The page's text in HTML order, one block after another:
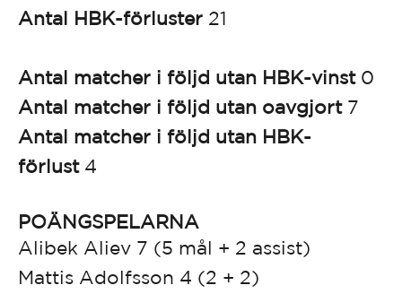
Antal HBK-förluster 21
Antal matcher i följd utan HBK-vinst 0
Antal matcher i följd utan oavgjort7
Antal matcher i följd utan HBK-
förlust4
POÄNGSPELARNA
Alibek Aliev 7 (5 mål + 2 assist)
Mattis Adolfsson 4 (2 + 2)